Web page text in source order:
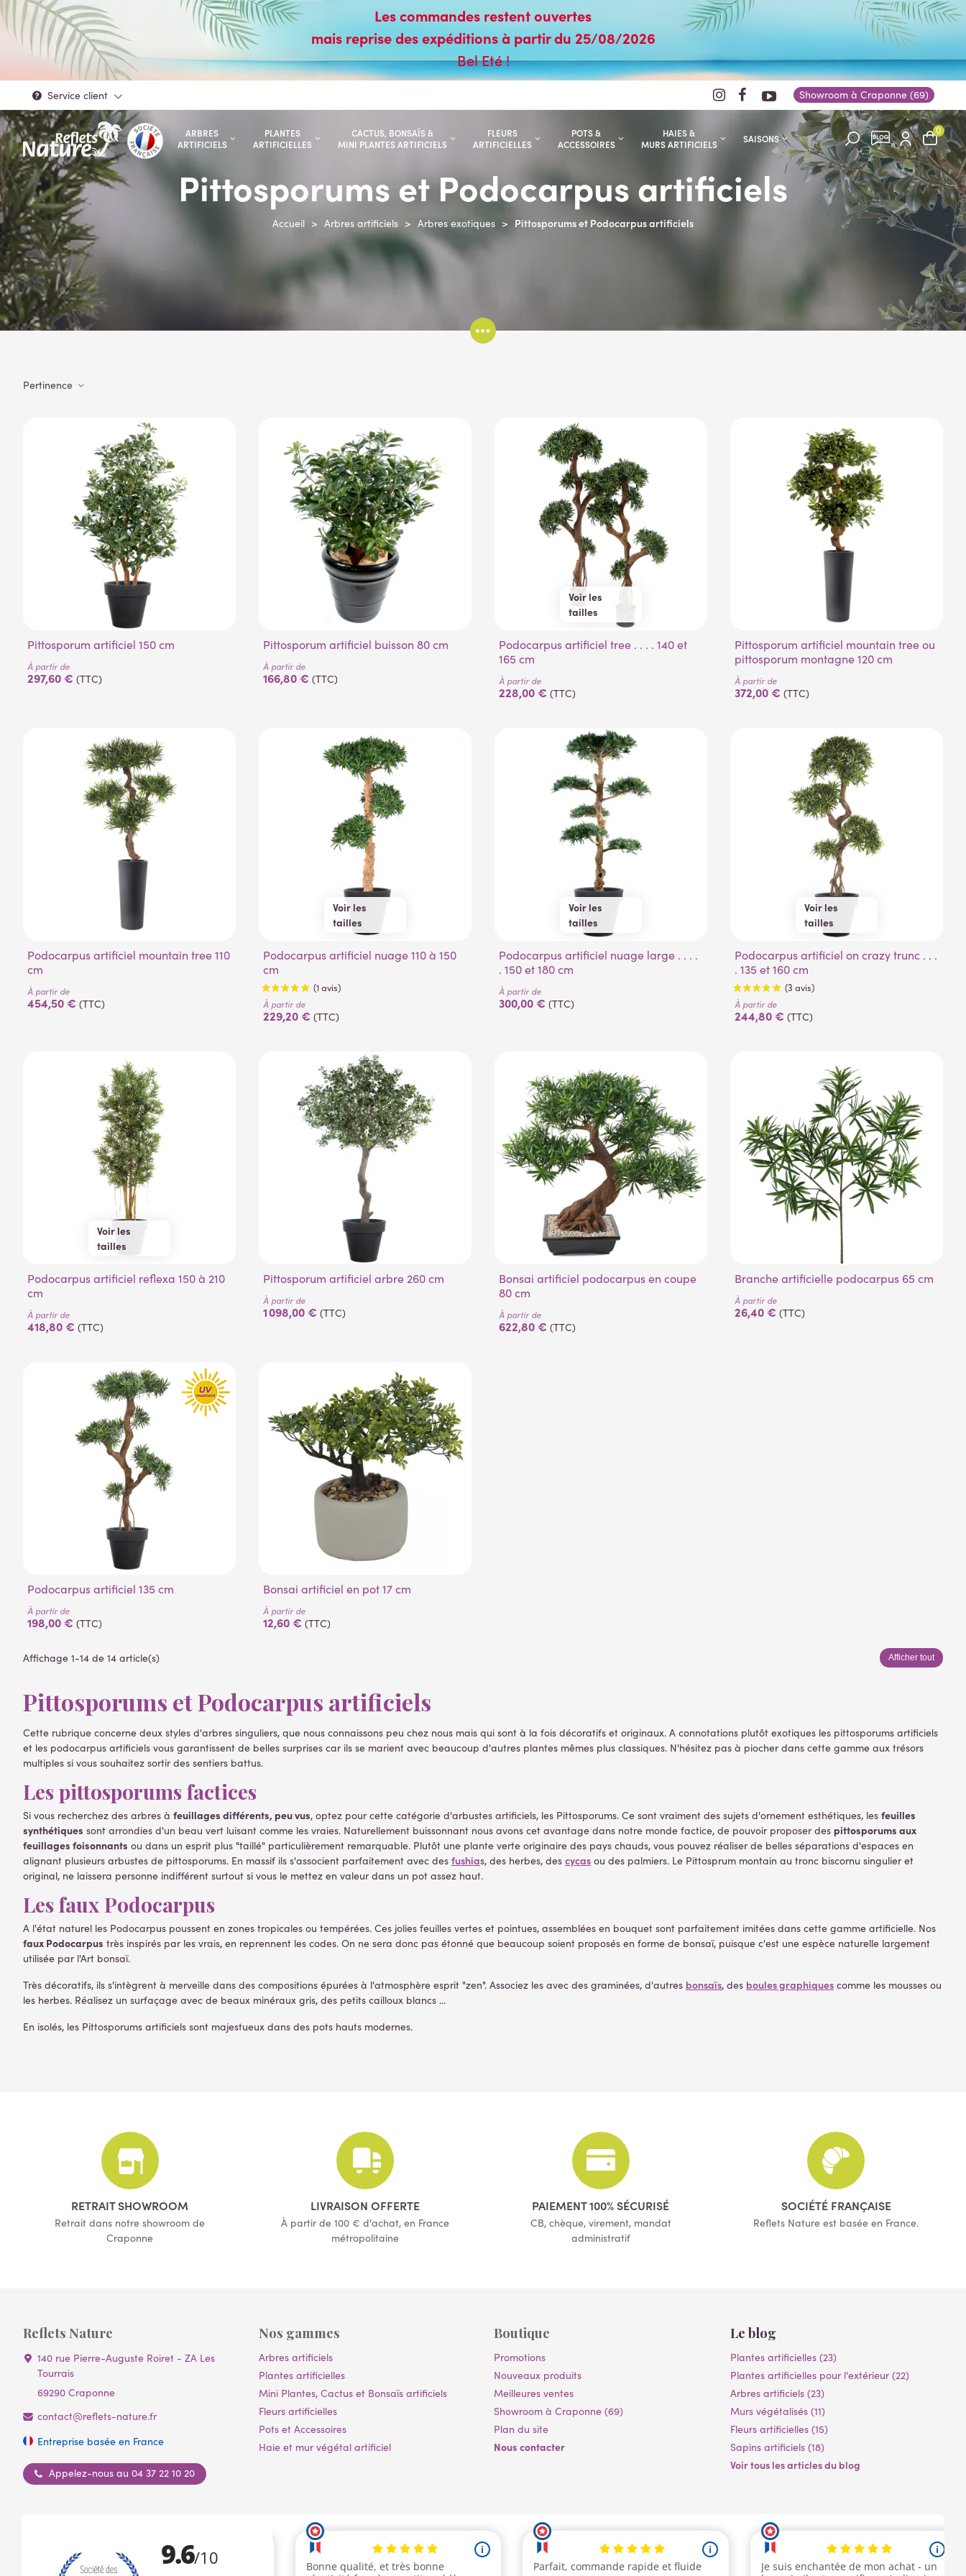
Les commandes restent ouvertes
mais reprise des expéditions à partir du 25/08/2026
Bel Eté !
Service client Showroom à Craponne (69)
ARBRES
ARTIFICIELS
PLANTES
ARTIFICIELLES
CACTUS, BONSAÏS &
MINI PLANTES ARTIFICIELS
FLEURS
ARTIFICIELLES
POTS &
ACCESSOIRES
HAIES &
MURS ARTIFICIELS
SAISONS
0
Pittosporums et Podocarpus artificiels
Accueil > Arbres artificiels > Arbres exotiques > Pittosporums et Podocarpus artificiels
Pertinence
Pittosporum artificiel 150 cm
À partir de
297,60 € (TTC)
Pittosporum artificiel buisson 80 cm
À partir de
166,80 € (TTC)
Voir les
tailles
165 cm
Podocarpus artificiel tree . . . . 140 et
165 cm
À partir de
228,00 € (TTC)
Pittosporum artificiel mountain tree ou
pittosporum montagne 120 cm
À partir de
372,00 € (TTC)
Podocarpus artificiel mountain tree 110
cm
À partir de
454,50 € (TTC)
Voir les
tailles
110 cm150 cm
Podocarpus artificiel nuage 110 à 150
cm
(1 avis)
À partir de
229,20 € (TTC)
Voir les
tailles
150 cm180 cm
Podocarpus artificiel nuage large . . . .
. 150 et 180 cm
À partir de
300,00 € (TTC)
Voir les
tailles
135 cm160 cm
Podocarpus artificiel on crazy trunc . . .
. 135 et 160 cm
(3 avis)
À partir de
244,80 € (TTC)
Voir les
tailles
210 cm
Podocarpus artificiel reflexa 150 à 210
cm
À partir de
418,80 € (TTC)
Pittosporum artificiel arbre 260 cm
À partir de
1 098,00 € (TTC)
Bonsai artificiel podocarpus en coupe
80 cm
À partir de
622,80 € (TTC)
Branche artificielle podocarpus 65 cm
À partir de
26,40 € (TTC)
Podocarpus artificiel 135 cm
À partir de
198,00 € (TTC)
Bonsai artificiel en pot 17 cm
À partir de
12,60 € (TTC)
Affichage 1-14 de 14 article(s) Afficher tout
Pittosporums et Podocarpus artificiels
Cette rubrique concerne deux styles d'arbres singuliers, que nous connaissons peu chez nous mais qui sont à la fois décoratifs et originaux. A connotations plutôt exotiques les pittosporums artificiels
et les podocarpus artificiels vous garantissent de belles surprises car ils se marient avec beaucoup d'autres plantes mêmes plus classiques. N'hésitez pas à piocher dans cette gamme aux trésors
multiples si vous souhaitez sortir des sentiers battus.
Les pittosporums factices
Si vous recherchez des arbres à feuillages différents, peu vus, optez pour cette catégorie d'arbustes artificiels, les Pittosporums. Ce sont vraiment des sujets d'ornement esthétiques, les feuilles
synthétiques sont arrondies d'un beau vert luisant comme les vraies. Naturellement buissonnant nous avons cet avantage dans notre monde factice, de pouvoir proposer des pittosporums aux
feuillages foisonnants ou dans un esprit plus "taillé" particulièrement remarquable. Plutôt une plante verte originaire des pays chauds, vous pouvez réaliser de belles séparations d'espaces en
alignant plusieurs arbustes de pittosporums. En massif ils s'associent parfaitement avec des fushias, des herbes, des cycas ou des palmiers. Le Pittosprum montain au tronc biscornu singulier et
original, ne laissera personne indifférent surtout si vous le mettez en valeur dans un pot assez haut.
Les faux Podocarpus
A l'état naturel les Podocarpus poussent en zones tropicales ou tempérées. Ces jolies feuilles vertes et pointues, assemblées en bouquet sont parfaitement imitées dans cette gamme artificielle. Nos
faux Podocarpus très inspirés par les vrais, en reprennent les codes. On ne sera donc pas étonné que beaucoup soient proposés en forme de bonsaï, puisque c'est une espèce naturelle largement
utilisée par l'Art bonsaï.
Très décoratifs, ils s'intègrent à merveille dans des compositions épurées à l'atmosphère esprit "zen". Associez les avec des graminées, d'autres bonsaïs, des boules graphiques comme les mousses ou
les herbes. Réalisez un surfaçage avec de beaux minéraux gris, des petits cailloux blancs ...
En isolés, les Pittosporums artificiels sont majestueux dans des pots hauts modernes.
RETRAIT SHOWROOM
Retrait dans notre showroom de
Craponne
LIVRAISON OFFERTE
À partir de 100 € d'achat, en France
métropolitaine
PAIEMENT 100% SÉCURISÉ
CB, chèque, virement, mandat
administratif
SOCIÉTÉ FRANÇAISE
Reflets Nature est basée en France.
Reflets Nature
140 rue Pierre-Auguste Roiret - ZA Les
Tourrais
69290 Craponne
contact@reflets-nature.fr
Entreprise basée en France
Appelez-nous au 04 37 22 10 20
Nos gammes
Arbres artificiels
Plantes artificielles
Mini Plantes, Cactus et Bonsaïs artificiels
Fleurs artificielles
Pots et Accessoires
Haie et mur végétal artificiel
Boutique
Promotions
Nouveaux produits
Meilleures ventes
Showroom à Craponne (69)
Plan du site
Nous contacter
Le blog
Plantes artificielles (23)
Plantes artificielles pour l'extérieur (22)
Arbres artificiels (23)
Murs végétalisés (11)
Fleurs artificielles (15)
Sapins artificiels (18)
Voir tous les articles du blog